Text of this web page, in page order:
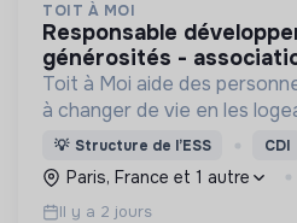
TOIT À MOI
responsable développement des
générosités -
Toit à Moi aide des
à changer de vie en les
accompagnant pour
problématiques, et en
sortir de l'exclusion.
💡 Structure de l’ESS CDI
Paris, France et 1 autre
Il y a 2 jours